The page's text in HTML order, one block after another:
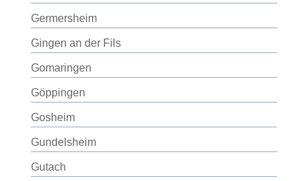
Germersheim
Gingen an der Fils
Gomaringen
Göppingen
Gosheim
Gundelsheim
Gutach